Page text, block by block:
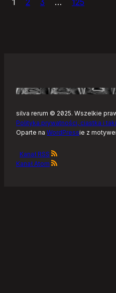
–
Linuksa
silva rerum © 2025. Wszelkie
Polityka prywatności, ciastka i
Oparte na WordPressie z
Kanał RSS
Kanał Atom